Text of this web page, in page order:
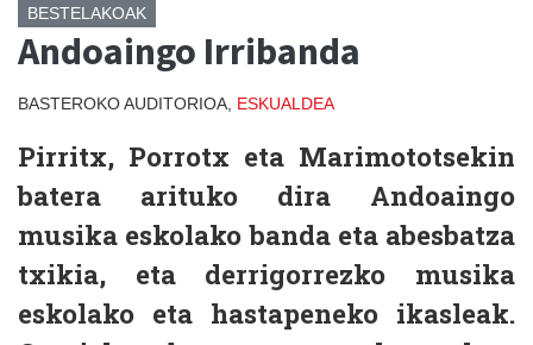
BESTELAKOAK
Andoaingo Irribanda
BASTEROKO AUDITORIOA, ESKUALDEA
Pirritx, Porrotx eta Marimototsekin
batera arituko dira Andoaingo
musika eskolako banda eta abesbatza
txikia, eta derrigorrezko musika
eskolako eta hastapeneko ikasleak.